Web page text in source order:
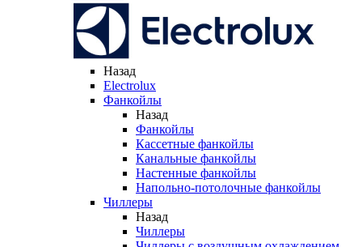
Назад
Electrolux
Фанкойлы
Назад
Фанкойлы
Кассетные фанкойлы
Канальные фанкойлы
Настенные фанкойлы
Напольно-потолочные фанкойлы
Чиллеры
Назад
Чиллеры